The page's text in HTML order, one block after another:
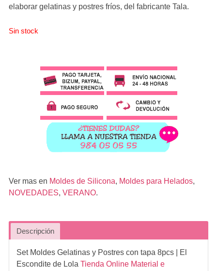
elaborar gelatinas y postres fríos, del fabricante Tala.
Sin stock
Ver mas en Moldes de Silicona, Moldes para Helados,
NOVEDADES, VERANO.
Descripción
Set Moldes Gelatinas y Postres con tapa 8pcs| El
Escondite de Lola Tienda Online Material e